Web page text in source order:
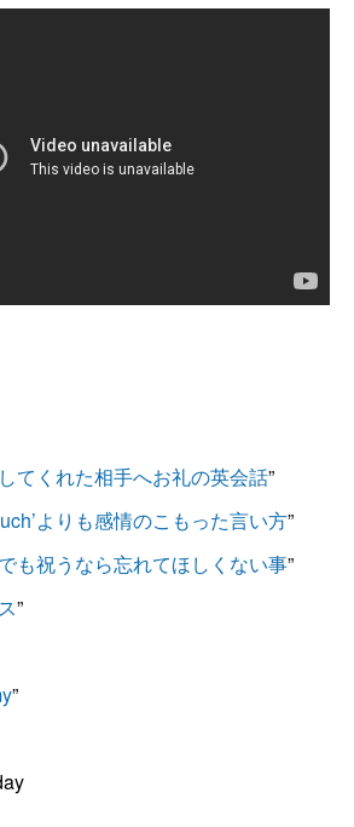
てくれた相手へお礼の英会話”
よりも感情のこもった言い方”
も祝うなら忘れてほしくない事”
”
”